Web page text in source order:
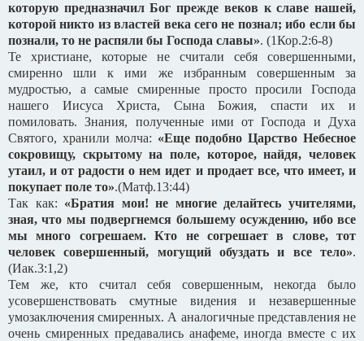
которую предназначил Бог прежде веков к славе нашей,
которой никто из властей века сего не познал; ибо если бы
познали, то не распяли бы Господа славы». (1Кор.2:6-8)
Те христиане, которые не считали себя совершенными,
смиренно шли к ими же избранным совершенным за
мудростью, а самые смиренные просто просили Господа
нашего Иисуса Христа, Сына Божия, спасти их и
помиловать. Знания, полученные ими от Господа и Духа
Святого, хранили молча: «Еще подобно Царство Небесное
сокровищу, скрытому на поле, которое, найдя, человек
утаил, и от радости о нем идет и продает все, что имеет, и
покупает поле то».(Матф.13:44)
Так как: «Братия мои! не многие делайтесь учителями,
зная, что мы подвергнемся большему осуждению, ибо все
мы много согрешаем. Кто не согрешает в слове, тот
человек совершенный, могущий обуздать и все тело».
(Иак.3:1,2)
Тем же, кто считал себя совершенным, некогда было
усовершенствовать смутные видения и незавершенные
умозаключения смиренных. А аналогичные представления не
очень смиренных предавались анафеме, иногда вместе с их